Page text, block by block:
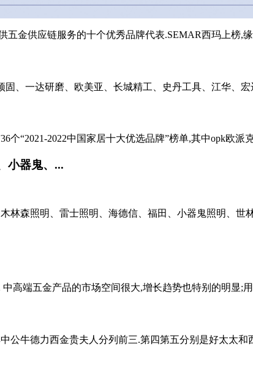
五金供应链服务的十个优秀品牌代表.SEMAR西玛上榜,
、一达研磨、欧美亚、长城精工、史丹工具、江华、
个“2021-2022中国家居十大优选品牌”榜单,其中opk欧派
小器鬼、...
林森照明、雷士照明、海德信、福田、小器鬼照明、世
高端五金产品的市场空间很大,增长趋势也特别的明显;
公牛德力西金贵夫人分列前三.第四第五分别是好太太和